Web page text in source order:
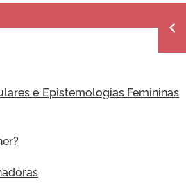
e Epistemologias Femininas